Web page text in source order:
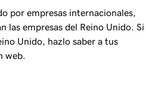
por empresas internacionales,
las empresas del Reino Unido. Si
Unido, hazlo saber a tus
web.